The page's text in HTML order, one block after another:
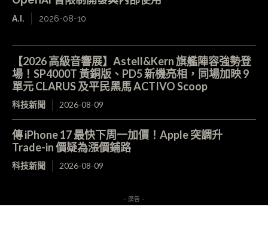
A.I. 2026-08-10
【2026 高級音響展】Astell&Kern 旗艦陣容強勢登
場！SP4000T 黃銅版、PD5 新機亮相，同場加映 9
單元 CLARUS 及平民黑馬 ACTIVO Scoop
科技新聞 2026-08-09
傳 iPhone 17 最快下周一加價！Apple 突調升
Trade-in 價疑為漲價鋪路
科技新聞 2026-08-09
- 廣告 -